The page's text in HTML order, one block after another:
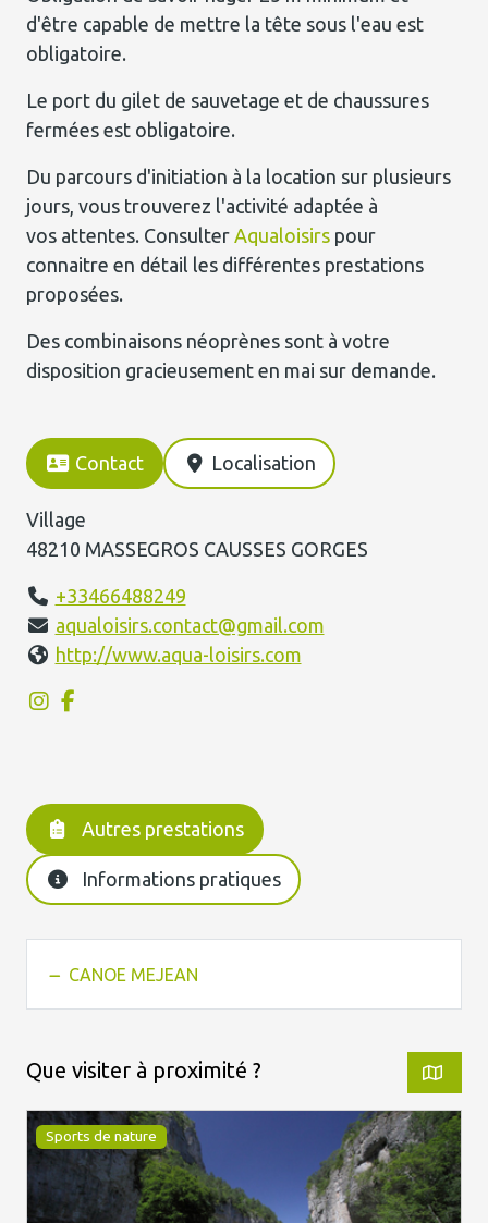
d'être capable de mettre la tête sous l'eau est
obligatoire.
Le port du gilet de sauvetage et de chaussures
fermées est obligatoire.
Du parcours d'initiation à la location sur plusieurs
jours, vous trouverez l'activité adaptée à
vos attentes. Consulter Aqualoisirs pour
connaitre en détail les différentes prestations
proposées.
Des combinaisons néoprènes sont à votre
disposition gracieusement en mai sur demande.
Contact Localisation
Village
48210 MASSEGROS CAUSSES GORGES
+33466488249
aqualoisirs.contact@gmail.com
http://www.aqua-loisirs.com
Autres prestations
Informations pratiques
CANOE MEJEAN
Que visiter à proximité ?
Sports de nature